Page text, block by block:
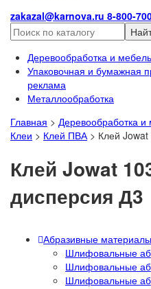
zakazal@karnova.ru 8-800-
Деревообработка и
Упаковочная и бумажная
реклама
Металлообработка
Главная > Деревообработка
Клеи > Клей ПВА > Клей
Клей Jowat
дисперсия Д3
Абразивные материалы
Шлифовальные
Шлифовальные
Шлифовальные